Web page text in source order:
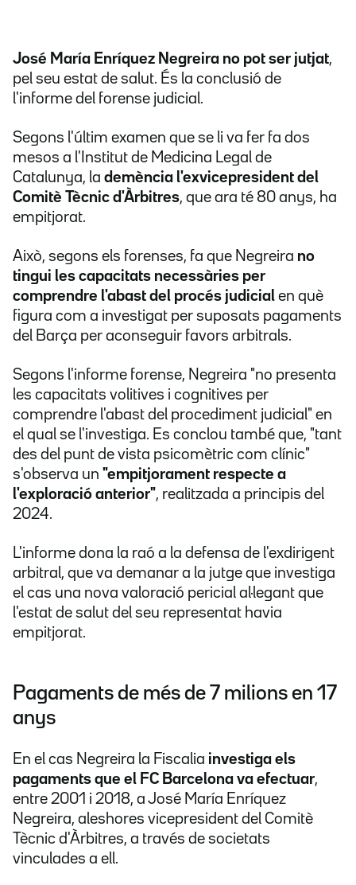
José María Enríquez Negreira no pot ser jutjat,
pel seu estat de salut. És la conclusió de
l'informe del forense judicial.
Segons l'últim examen que se li va fer fa dos
mesos a l'Institut de Medicina Legal de
Catalunya, la demència l'exvicepresident del
Comitè Tècnic d'Àrbitres, que ara té 80 anys, ha
empitjorat.
Això, segons els forenses, fa que Negreira no
tingui les capacitats necessàries per
comprendre l'abast del procés judicial en què
figura com a investigat per suposats pagaments
del Barça per aconseguir favors arbitrals.
Segons l'informe forense, Negreira "no presenta
les capacitats volitives i cognitives per
comprendre l'abast del procediment judicial" en
el qual se l'investiga. Es conclou també que, "tant
des del punt de vista psicomètric com clínic"
s'observa un "empitjorament respecte a
l'exploració anterior", realitzada a principis del
2024.
L'informe dona la raó a la defensa de l'exdirigent
arbitral, que va demanar a la jutge que investiga
el cas una nova valoració pericial al·legant que
l'estat de salut del seu representat havia
empitjorat.
Pagaments de més de 7 milions en 17
anys
En el cas Negreira la Fiscalia investiga els
pagaments que el FC Barcelona va efectuar,
entre 2001 i 2018, a José María Enríquez
Negreira, aleshores vicepresident del Comitè
Tècnic d'Àrbitres, a través de societats
vinculades a ell.